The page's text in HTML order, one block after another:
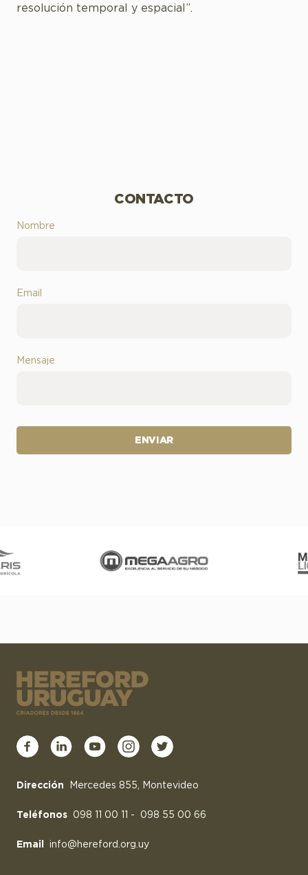
resolución temporal y espacial”.
CONTACTO
Nombre
Email
Mensaje
ENVIAR
Dirección Mercedes 855, Montevideo
Teléfonos 098 11 00 11 - 098 55 00 66
Email info@hereford.org.uy